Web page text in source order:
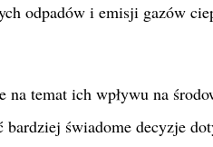
odpadów i emisji gazów
temat ich wpływu na
świadome decyzje